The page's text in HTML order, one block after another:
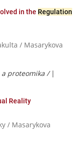
in the Regulation
/ Masarykova
a proteomika / |
Reality
/ Masarykova